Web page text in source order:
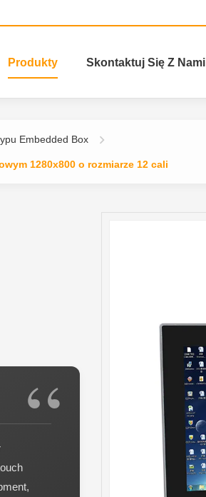
Produkty Skontaktuj Się Z Nami
Embedded Box
1280x800 o rozmiarze 12 cali